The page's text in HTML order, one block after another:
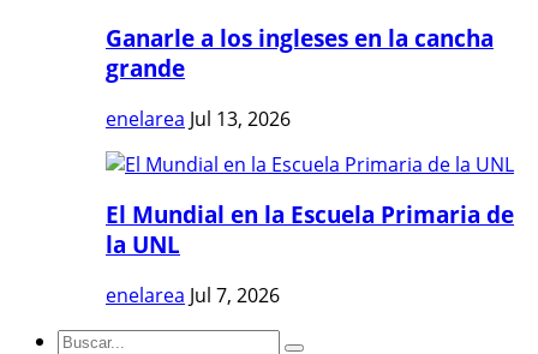
Ganarle a los ingleses en la cancha
grande
enelarea Jul 13, 2026
El Mundial en la Escuela Primaria de
la UNL
enelarea Jul 7, 2026